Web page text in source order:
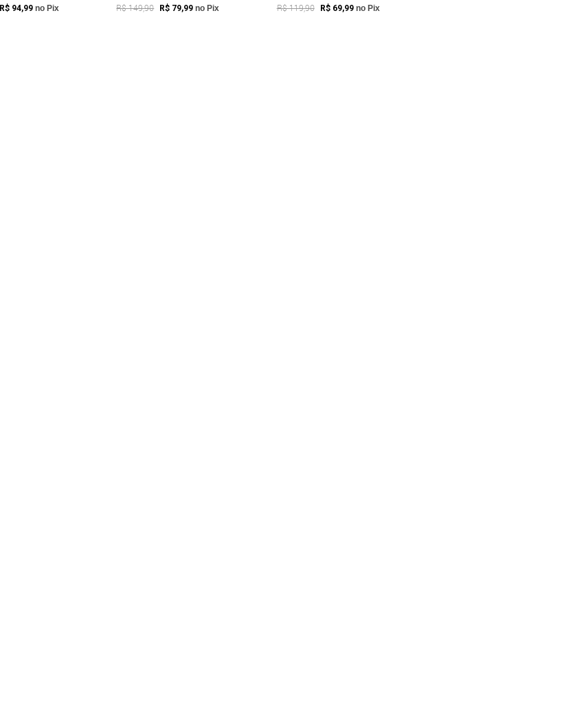
R$ 94,99 no Pix R$ 149,90 R$ 79,99 no Pix R$ 119,90 R$ 69,99 no Pix